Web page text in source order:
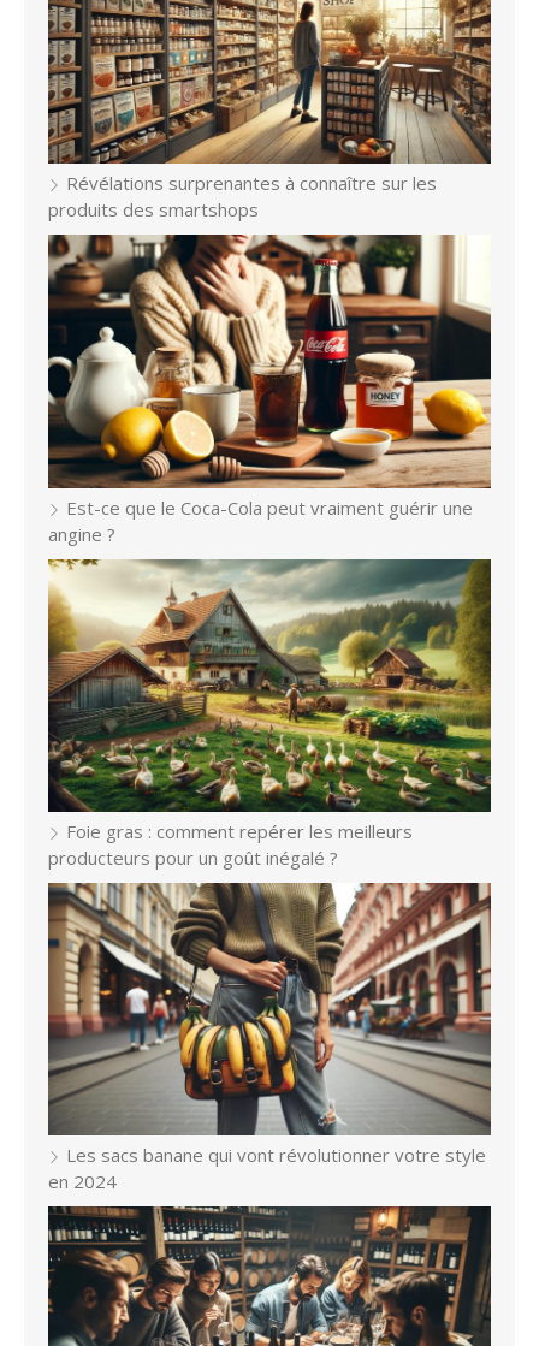
Révélations surprenantes à connaître sur les
produits des smartshops
Est-ce que le Coca-Cola peut vraiment guérir une
angine ?
Foie gras : comment repérer les meilleurs
producteurs pour un goût inégalé ?
Les sacs banane qui vont révolutionner votre style
en 2024